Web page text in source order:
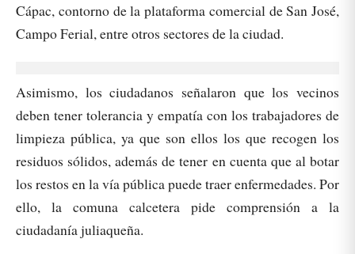
Cápac, contorno de la plataforma comercial de San José,
Campo Ferial, entre otros sectores de la ciudad.
Asimismo, los ciudadanos señalaron que los vecinos
deben tener tolerancia y empatía con los trabajadores de
limpieza pública, ya que son ellos los que recogen los
residuos sólidos, además de tener en cuenta que al botar
los restos en la vía pública puede traer enfermedades. Por
ello, la comuna calcetera pide comprensión a la
ciudadanía juliaqueña.